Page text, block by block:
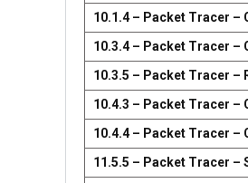
10.1.4 – Packet Tracer
10.3.4 – Packet Tracer –
10.3.5 – Packet Tracer –
10.4.3 – Packet Tracer –
10.4.4 – Packet Tracer –
11.5.5 – Packet Tracer –